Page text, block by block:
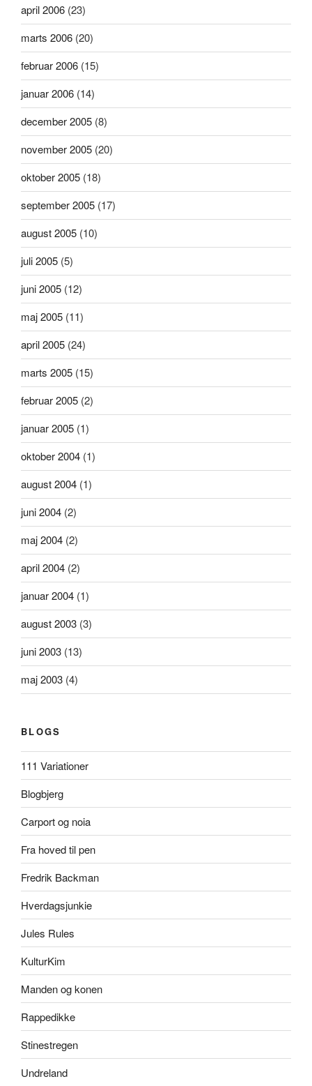
april 2006 (23)
marts 2006 (20)
februar 2006 (15)
januar 2006 (14)
december 2005 (8)
november 2005 (20)
oktober 2005 (18)
september 2005 (17)
august 2005 (10)
juli 2005 (5)
juni 2005 (12)
maj 2005 (11)
april 2005 (24)
marts 2005 (15)
februar 2005 (2)
januar 2005 (1)
oktober 2004 (1)
august 2004 (1)
juni 2004 (2)
maj 2004 (2)
april 2004 (2)
januar 2004 (1)
august 2003 (3)
juni 2003 (13)
maj 2003 (4)
BLOGS
111 Variationer
Blogbjerg
Carport og noia
Fra hoved til pen
Fredrik Backman
Hverdagsjunkie
Jules Rules
KulturKim
Manden og konen
Rappedikke
Stinestregen
Undreland